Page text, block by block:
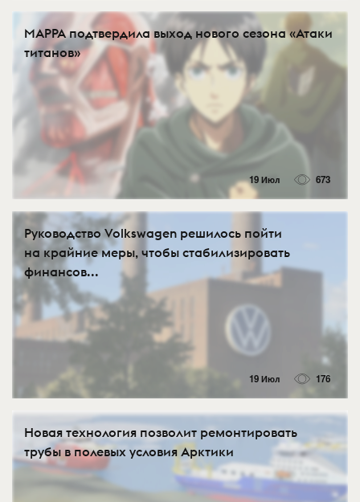
MAPPA подтвердила выход нового сезона «Атаки
титанов»
19 Июл 673
Руководство Volkswagen решилось пойти
на крайние меры, чтобы стабилизировать
финансов...
19 Июл 176
Новая технология позволит ремонтировать
трубы в полевых условия Арктики